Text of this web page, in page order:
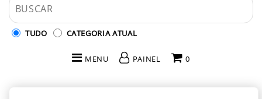
TUDO CATEGORIA ATUAL
MENU PAINEL 0